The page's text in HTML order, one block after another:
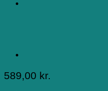
589,00 kr.